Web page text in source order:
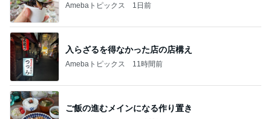
Amebaトピックス 1日前
入らざるを得なかった店の店構え
Amebaトピックス 11時間前
ご飯の進むメインになる作り置き